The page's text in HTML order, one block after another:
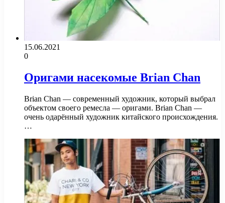
15.06.2021
0
Оригами насекомые Brian Chan
Brian Chan — современный художник, который выбрал
объектом своего ремесла — оригами. Brian Chan —
очень одарённый художник китайского происхождения.
…